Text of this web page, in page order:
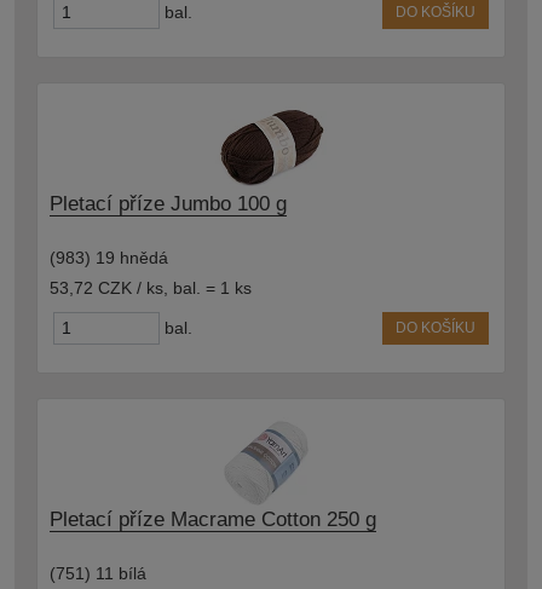
bal. DO KOŠÍKU
Pletací příze Jumbo 100 g
(983) 19 hnědá
53,72 CZK / ks bal. = 1 ks
bal. DO KOŠÍKU
Pletací příze Macrame Cotton 250 g
(751) 11 bílá